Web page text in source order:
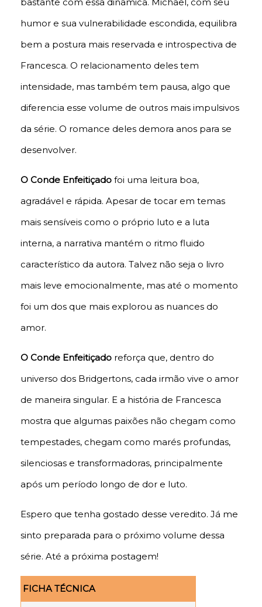
humor e sua vulnerabilidade escondida, equilibra
bem a postura mais reservada e introspectiva de
Francesca. O relacionamento deles tem
intensidade, mas também tem pausa, algo que
diferencia esse volume de outros mais impulsivos
da série. O romance deles demora anos para se
desenvolver.
O Conde Enfeitiçado foi uma leitura boa,
agradável e rápida. Apesar de tocar em temas
mais sensíveis como o próprio luto e a luta
interna, a narrativa mantém o ritmo fluido
característico da autora. Talvez não seja o livro
mais leve emocionalmente, mas até o momento
foi um dos que mais explorou as nuances do
amor.
O Conde Enfeitiçado reforça que, dentro do
universo dos Bridgertons, cada irmão vive o amor
de maneira singular. E a história de Francesca
mostra que algumas paixões não chegam como
tempestades, chegam como marés profundas,
silenciosas e transformadoras, principalmente
após um período longo de dor e luto.
Espero que tenha gostado desse veredito. Já me
sinto preparada para o próximo volume dessa
série. Até a próxima postagem!
FICHA TÉCNICA